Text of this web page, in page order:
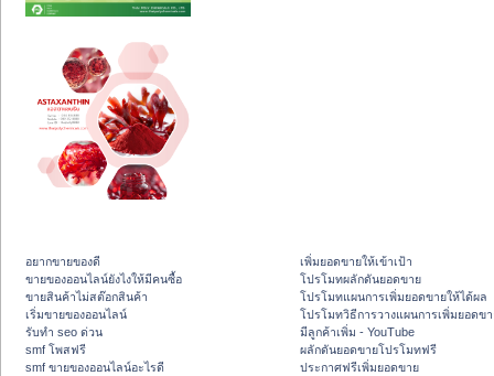
อยากขายของดี
ขายของออนไลน์ยังไงให้มีคนซื้อ
ขายสินค้าไม่สต๊อกสินค้า
เริ่มขายของออนไลน์
รับทำ seo ด่วน
smf โพสฟรี
smf ขายของออนไลน์อะไรดี
เพิ่มยอดขายให้เข้าเป้า
โปรโมทผลักดันยอดขาย
โปรโมทแผนการเพิ่มยอดขายให้ได้ผล
โปรโมทวิธีการวางแผนการเพิ่มยอดข
มีลูกค้าเพิ่ม - YouTube
ผลักดันยอดขายโปรโมทฟรี
ประกาศฟรีเพิ่มยอดขาย